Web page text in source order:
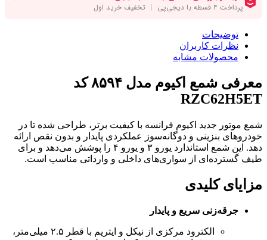
توضیحات
نظرات کاربران
محصولات مشابه
معرفی شمع اکیوم مدل ۸۵۹۴ کد
RZC62H5ET
شمع موتور جدید اکیوم فرانسه با کیفیت برتر، طراحی شده تا در
خودروهای بنزینی و دوگانه‌سوز عملکردی پایدار و بدون نقص ارائه
دهد. این شمع استاندارد یورو ۳ و یورو ۴ را پوشش می‌دهد و برای
طیف گسترده‌ای از سواری‌های داخلی و وارداتی مناسب است.
مزایای کلیدی
جرقه‌زنی سریع و پایدار
الکترود مرکزی از نیکل و ایتریم با قطر ۲.۵ میلی‌متر،